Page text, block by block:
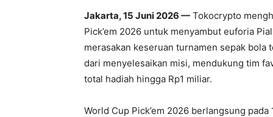
Jakarta, 15 Juni 2026 — Tokocrypto
Pick’em 2026 untuk menyambut euforia
merasakan keseruan turnamen sepak
dari menyelesaikan misi, mendukung tim
total hadiah hingga Rp1 miliar.
World Cup Pick’em 2026 berlangsung